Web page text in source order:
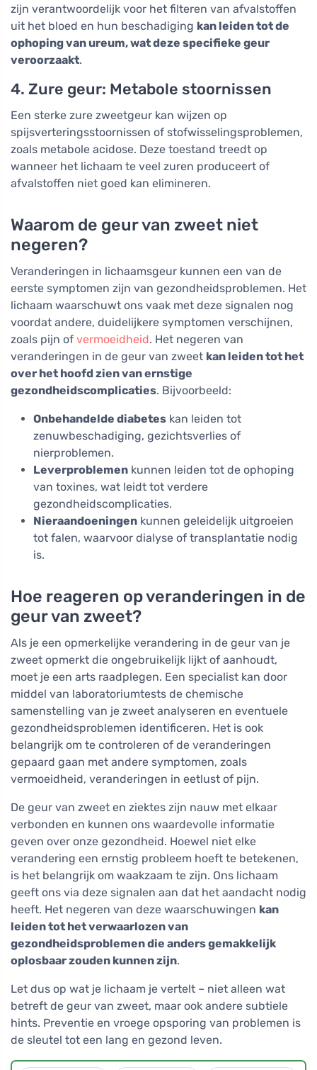
zijn verantwoordelijk voor het filteren van afvalstoffen
uit het bloed en hun beschadiging kan leiden tot de
ophoping van ureum, wat deze specifieke geur
veroorzaakt.
4. Zure geur: Metabole stoornissen
Een sterke zure zweetgeur kan wijzen op
spijsverteringsstoornissen of stofwisselingsproblemen,
zoals metabole acidose. Deze toestand treedt op
wanneer het lichaam te veel zuren produceert of
afvalstoffen niet goed kan elimineren.
Waarom de geur van zweet niet
negeren?
Veranderingen in lichaamsgeur kunnen een van de
eerste symptomen zijn van gezondheidsproblemen. Het
lichaam waarschuwt ons vaak met deze signalen nog
voordat andere, duidelijkere symptomen verschijnen,
zoals pijn of vermoeidheid. Het negeren van
veranderingen in de geur van zweet kan leiden tot het
over het hoofd zien van ernstige
gezondheidscomplicaties. Bijvoorbeeld:
Onbehandelde diabetes kan leiden tot
zenuwbeschadiging, gezichtsverlies of
nierproblemen.
Leverproblemen kunnen leiden tot de ophoping
van toxines, wat leidt tot verdere
gezondheidscomplicaties.
Nieraandoeningen kunnen geleidelijk uitgroeien
tot falen, waarvoor dialyse of transplantatie nodig
is.
Hoe reageren op veranderingen in de
geur van zweet?
Als je een opmerkelijke verandering in de geur van je
zweet opmerkt die ongebruikelijk lijkt of aanhoudt,
moet je een arts raadplegen. Een specialist kan door
middel van laboratoriumtests de chemische
samenstelling van je zweet analyseren en eventuele
gezondheidsproblemen identificeren. Het is ook
belangrijk om te controleren of de veranderingen
gepaard gaan met andere symptomen, zoals
vermoeidheid, veranderingen in eetlust of pijn.
De geur van zweet en ziektes zijn nauw met elkaar
verbonden en kunnen ons waardevolle informatie
geven over onze gezondheid. Hoewel niet elke
verandering een ernstig probleem hoeft te betekenen,
is het belangrijk om waakzaam te zijn. Ons lichaam
geeft ons via deze signalen aan dat het aandacht nodig
heeft. Het negeren van deze waarschuwingen kan
leiden tot het verwaarlozen van
gezondheidsproblemen die anders gemakkelijk
oplosbaar zouden kunnen zijn.
Let dus op wat je lichaam je vertelt – niet alleen wat
betreft de geur van zweet, maar ook andere subtiele
hints. Preventie en vroege opsporing van problemen is
de sleutel tot een lang en gezond leven.